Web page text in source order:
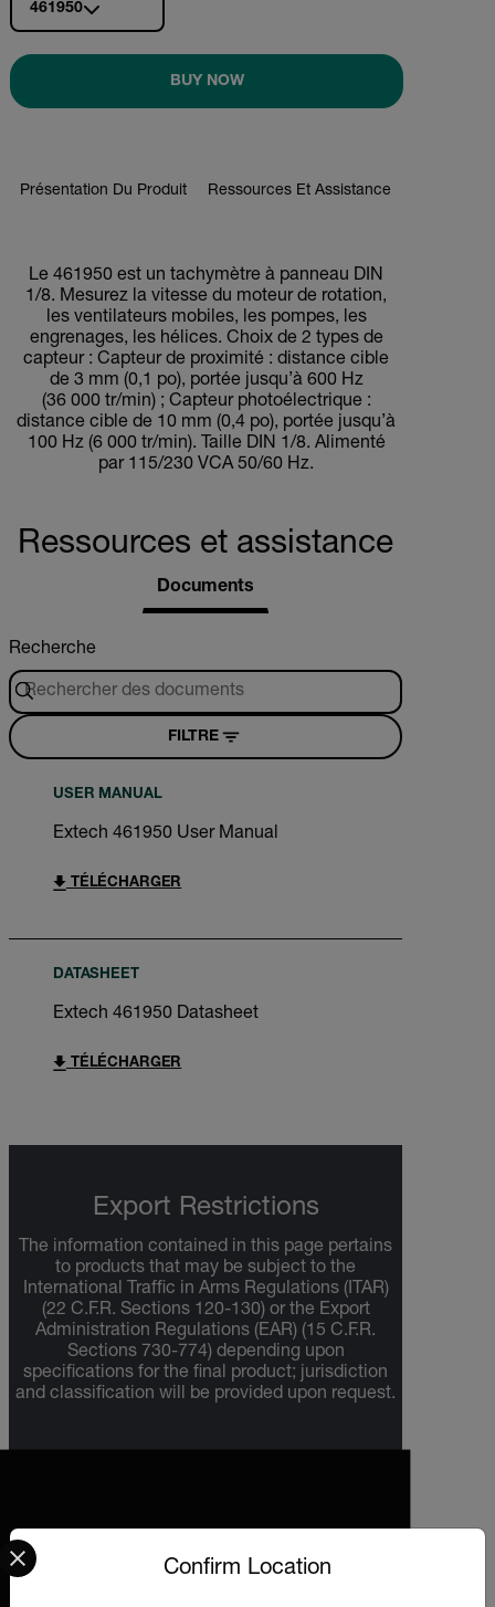
461950
BUY NOW
Présentation Du Produit Ressources Et Assistance
Le 461950 est un tachymètre à panneau DIN
1/8. Mesurez la vitesse du moteur de rotation,
les ventilateurs mobiles, les pompes, les
engrenages, les hélices. Choix de 2 types de
capteur : Capteur de proximité : distance cible
de 3 mm (0,1 po), portée jusqu’à 600 Hz
(36 000 tr/min) ; Capteur photoélectrique :
distance cible de 10 mm (0,4 po), portée jusqu’à
100 Hz (6 000 tr/min). Taille DIN 1/8. Alimenté
par 115/230 VCA 50/60 Hz.
Ressources et assistance
Documents
Recherche
FILTRE
USER MANUAL
Extech 461950 User Manual
TÉLÉCHARGER
DATASHEET
Extech 461950 Datasheet
TÉLÉCHARGER
Export Restrictions
The information contained in this page pertains
to products that may be subject to the
International Traffic in Arms Regulations (ITAR)
(22 C.F.R. Sections 120-130) or the Export
Administration Regulations (EAR) (15 C.F.R.
Sections 730-774) depending upon
specifications for the final product; jurisdiction
and classification will be provided upon request.
2026 © Extech All rights reserved.
Confirm Location
Select your preferred country and language from the